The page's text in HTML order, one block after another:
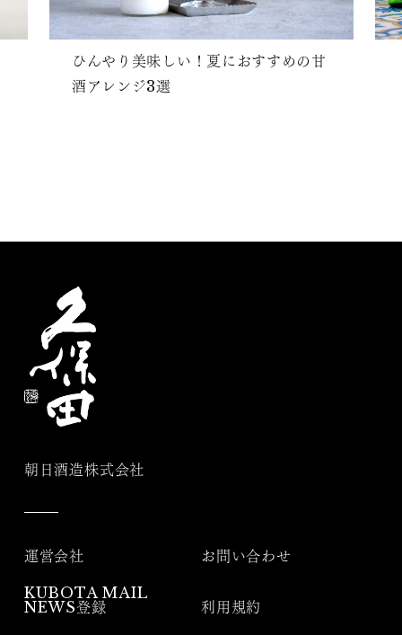
ひんやり美味しい！夏におすすめの甘
酒アレンジ3選
朝日酒造株式会社
運営会社 お問い合わせ
KUBOTA MAIL
NEWS登録
利用規約